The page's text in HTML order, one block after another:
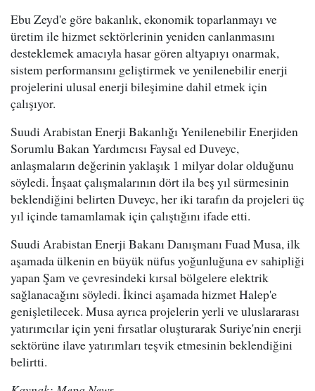
Ebu Zeyd'e göre bakanlık, ekonomik toparlanmayı ve
üretim ile hizmet sektörlerinin yeniden canlanmasını
desteklemek amacıyla hasar gören altyapıyı onarmak,
sistem performansını geliştirmek ve yenilenebilir enerji
projelerini ulusal enerji bileşimine dahil etmek için
çalışıyor.
Suudi Arabistan Enerji Bakanlığı Yenilenebilir Enerjiden
Sorumlu Bakan Yardımcısı Faysal ed Duveyc,
anlaşmaların değerinin yaklaşık 1 milyar dolar olduğunu
söyledi. İnşaat çalışmalarının dört ila beş yıl sürmesinin
beklendiğini belirten Duveyc, her iki tarafın da projeleri üç
yıl içinde tamamlamak için çalıştığını ifade etti.
Suudi Arabistan Enerji Bakanı Danışmanı Fuad Musa, ilk
aşamada ülkenin en büyük nüfus yoğunluğuna ev sahipliği
yapan Şam ve çevresindeki kırsal bölgelere elektrik
sağlanacağını söyledi. İkinci aşamada hizmet Halep'e
genişletilecek. Musa ayrıca projelerin yerli ve uluslararası
yatırımcılar için yeni fırsatlar oluşturarak Suriye'nin enerji
sektörüne ilave yatırımları teşvik etmesinin beklendiğini
belirtti.